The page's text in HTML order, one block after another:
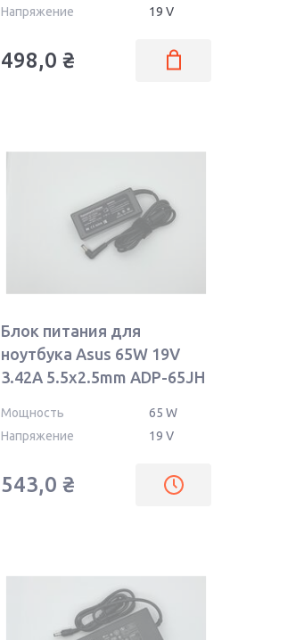
Напряжение
19 V
498,0 ₴
Блок питания для
ноутбука Asus 65W 19V
3.42A 5.5x2.5mm ADP-65JH
Мощность
65 W
Напряжение
19 V
543,0 ₴